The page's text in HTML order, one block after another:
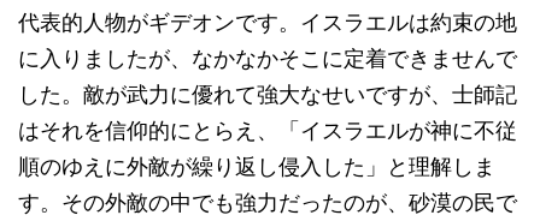
代表的人物がギデオンです。イスラエルは約束の地
に入りましたが、なかなかそこに定着できませんで
した。敵が武力に優れて強大なせいですが、士師記
はそれを信仰的にとらえ、「イスラエルが神に不従
順のゆえに外敵が繰り返し侵入した」と理解しま
す。その外敵の中でも強力だったのが、砂漠の民で